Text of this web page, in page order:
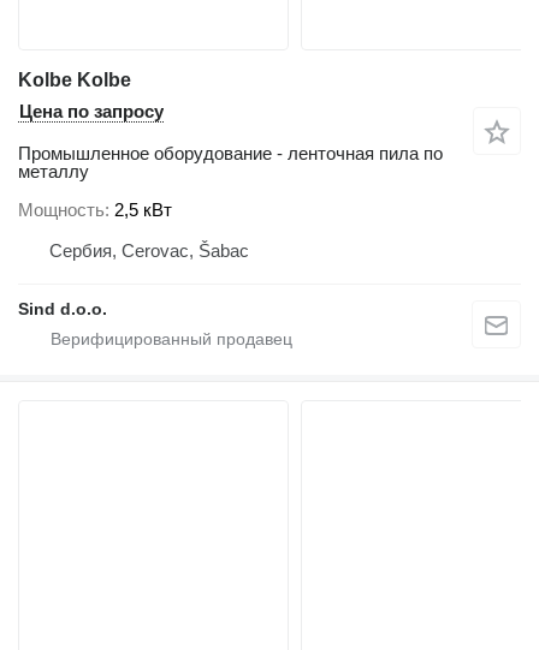
Kolbe Kolbe
Цена по запросу
Промышленное оборудование - ленточная пила по
металлу
Мощность 2,5 кВт
Сербия, Cerovac, Šabac
Sind d.o.o.